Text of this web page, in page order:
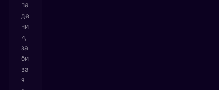
па
де
ни
и,
за
би
ва
я